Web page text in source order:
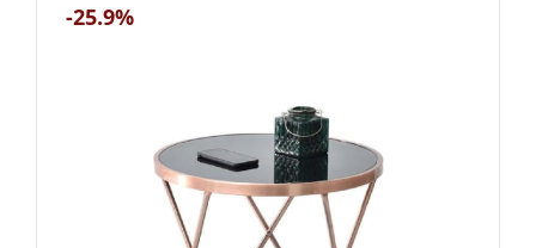
-25.9%